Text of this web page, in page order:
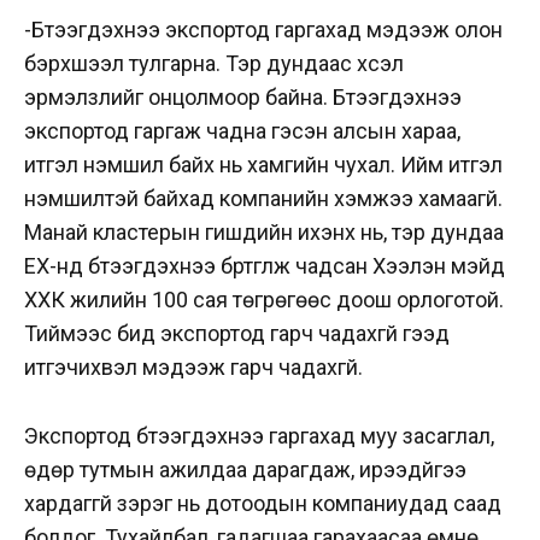
-Бүтээгдэхүүнээ экспортод гаргахад мэдээж олон
бэрхшээл тулгарна. Тэр дундаас хүсэл
эрмэлзлийг онцолмоор байна. Бүтээгдэхүүнээ
экспортод гаргаж чадна гэсэн алсын хараа,
итгэл үнэмшил байх нь хамгийн чухал. Ийм итгэл
үнэмшилтэй байхад компанийн хэмжээ хамаагүй.
Манай кластерын гишүүдийн ихэнх нь, тэр дундаа
ЕХ-нд бүтээгдэхүүнээ бүртгүүлж чадсан Хээлэн мэйд
ХХК жилийн 100 сая төгрөгөөс доош орлоготой.
Тиймээс бид экспортод гарч чадахгүй гээд
итгэчихвэл мэдээж гарч чадахгүй.
Экспортод бүтээгдэхүүнээ гаргахад муу засаглал,
өдөр тутмын ажилдаа дарагдаж, ирээдүйгээ
хардаггүй зэрэг нь дотоодын компаниудад саад